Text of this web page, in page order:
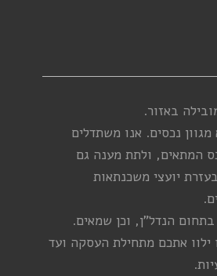
נכסים. אנו משתדלים
המתאים, ולתת מענה גם
יועצי משכנתאות
הנדל”ן, וכן שמאים.
ילוו אתכם מתחילת העסקה ועד